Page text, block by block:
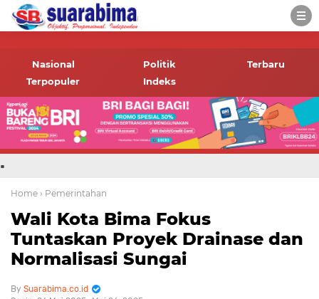
-->
informasi terbaru tentang
Bima dan daerah sekitar
Nasional Politik
Terbaru
Terpopuler
Indeks
.
Home › Pemerintahan
Wali Kota Bima Fokus
Tuntaskan Proyek Drainase dan
Normalisasi Sungai
Suarabima.co.id